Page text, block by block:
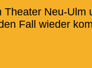
Theater Neu-
Fall wieder